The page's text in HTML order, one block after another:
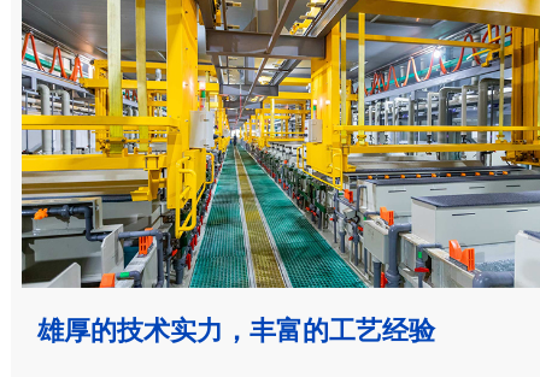
雄厚的技术实力，丰富的工艺经验